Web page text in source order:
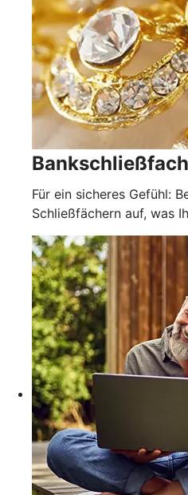
Bankschließfach
Für ein sicheres Gefühl:
Schließfächern auf, was